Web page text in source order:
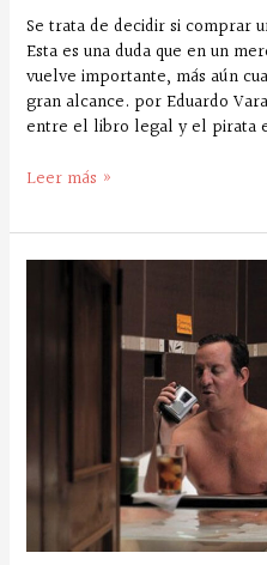
Se trata de decidir si comprar
Esta es una duda que en un
vuelve importante, más aún
gran alcance. por Eduardo
entre el libro legal y el pirata
Leer más »